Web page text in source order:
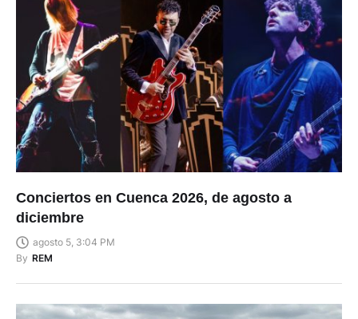
Conciertos en Cuenca 2026, de agosto a
diciembre
agosto 5, 3:04 PM
By REM